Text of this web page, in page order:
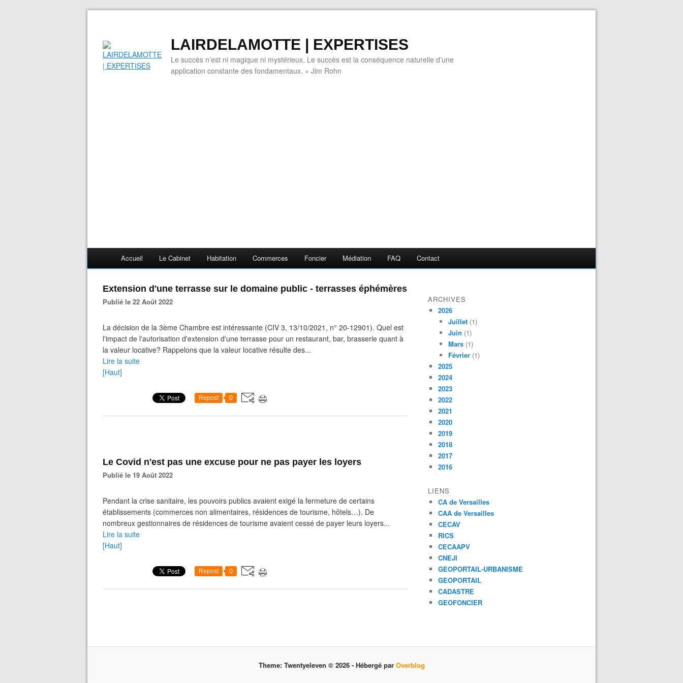
LAIRDELAMOTTE | EXPERTISES
Le succès n’est ni magique ni mystérieux. Le succès est la conséquence naturelle d’une
application constante des fondamentaux. » Jim Rohn
Accueil Le Cabinet Habitation Commerces Foncier Médiation FAQ Contact
Extension d'une terrasse sur le domaine public - terrasses éphémères
Publié le 22 Août 2022
La décision de la 3ème Chambre est intéressante (CIV 3, 13/10/2021, n° 20-12901). Quel est
l'impact de l'autorisation d'extension d'une terrasse pour un restaurant, bar, brasserie quant à
la valeur locative? Rappelons que la valeur locative résulte des...
Lire la suite
[Haut]
Repost 0
Le Covid n'est pas une excuse pour ne pas payer les loyers
Publié le 19 Août 2022
Pendant la crise sanitaire, les pouvoirs publics avaient exigé la fermeture de certains
établissements (commerces non alimentaires, résidences de tourisme, hôtels…). De
nombreux gestionnaires de résidences de tourisme avaient cessé de payer leurs loyers...
Lire la suite
[Haut]
Repost 0
ARCHIVES
2026
Juillet (1)
Juin (1)
Mars (1)
Février (1)
2025
2024
2023
2022
2021
2020
2019
2018
2017
2016
LIENS
CA de Versailles
CAA de Versailles
CECAV
RICS
CECAAPV
CNEJI
GEOPORTAIL-URBANISME
GEOPORTAIL
CADASTRE
GEOFONCIER
Theme: Twentyeleven © 2026 - Hébergé par Overblog